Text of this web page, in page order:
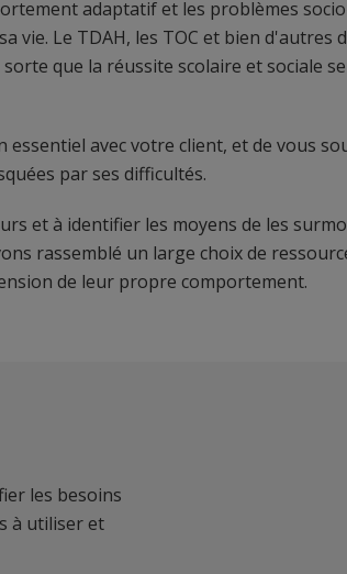
adaptatif et les problèmes
vie. Le TDAH, les TOC et bien d'autres
que la réussite scolaire et sociale
avec votre client, et de vous
par ses difficultés.
et à identifier les moyens de les
rassemblé un large choix de
de leur propre comportement.
les besoins
à utiliser et